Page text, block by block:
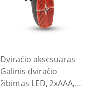
Dviračio aksesuaras
Galinis dviračio
žibintas LED, 2xAAA,